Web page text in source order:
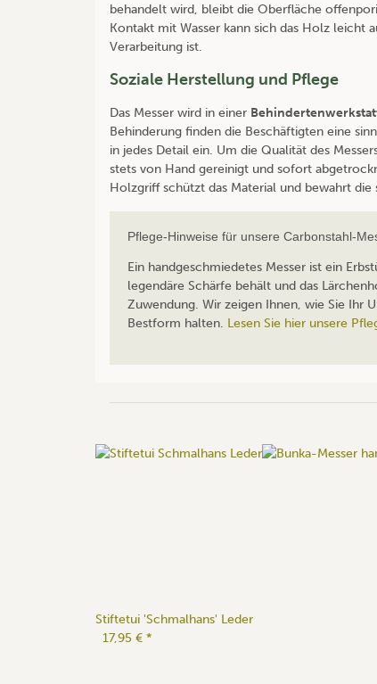
behandelt wird, bleibt die Oberfläche
Kontakt mit Wasser kann sich das Holz leicht
Verarbeitung ist.
Soziale Herstellung und Pflege
Das Messer wird in einer
Behinderung finden die Beschäftigten eine
in jedes Detail ein. Um die Qualität des
stets von Hand gereinigt und sofort
Holzgriff schützt das Material und bewahrt die
Pflege-Hinweise für unsere Carbonstahl-
Ein handgeschmiedetes Messer ist ein
legendäre Schärfe behält und das
Zuwendung. Wir zeigen Ihnen, wie Sie Ihr
Bestform halten. Lesen Sie hier unsere
Stiftetui 'Schmalhans' Leder
17,95 € *